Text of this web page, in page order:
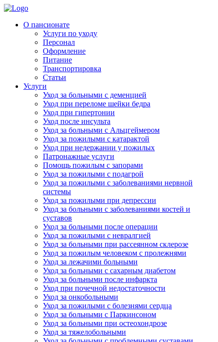
Skip
content
Родительская Усадьба
Пансионат для пожилых людей «Родительская усадьба»
О пансионате
Услуги по уходу
Персонал
Оформление
Питание
Транспортировка
Статьи
Услуги
Уход за больными с деменцией
Уход при переломе шейки бедра
Уход при гипертонии
Уход после инсульта
Уход за больными с Альцгеймером
Уход за пожилыми с катарактой
Уход при недержании у пожилых
Патронажные услуги
Помощь пожилым с запорами
Уход за пожилыми с подагрой
Уход за пожилыми с заболеваниями нервной
системы
Уход за пожилыми при депрессии
Уход за больными с заболеваниями костей и
суставов
Уход за больными после операции
Уход за пожилыми с невралгией
Уход за больными при рассеянном склерозе
Уход за пожилым человеком с пролежнями
Уход за лежачими больными
Уход за больными с сахарным диабетом
Уход за больными после инфаркта
Уход при почечной недостаточности
Уход за онкобольными
Уход за пожилыми с болезнями сердца
Уход за больными с Паркинсоном
Уход за больными при остеохондрозе
Уход за тяжелобольными